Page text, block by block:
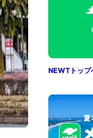
NEWTトップ